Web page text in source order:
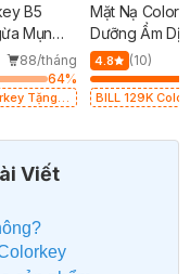
B5
Mụn
Phỉ 25ml
88/tháng
64%
Mặt Nạ
Dưỡng Ẩm
Dược Đông Y
4.8 (10)
BILL 129K Colorkey
Viết